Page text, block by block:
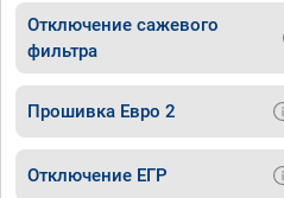
Отключение сажевого
фильтра
Прошивка Евро 2
Отключение ЕГР